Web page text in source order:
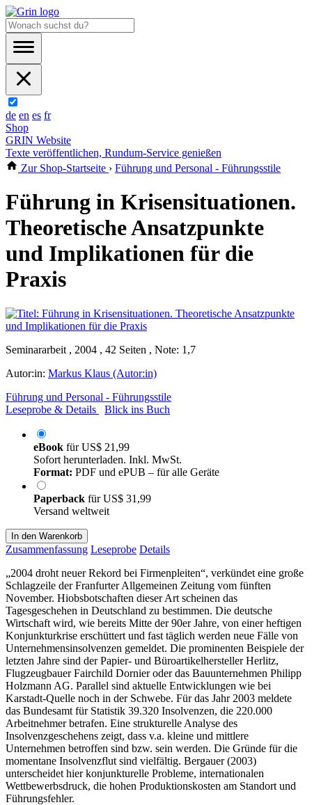
de en es fr
Shop
GRIN Website
Texte veröffentlichen, Rundum-Service genießen
Zur Shop-Startseite › Führung und Personal - Führungsstile
Führung in Krisensituationen.
Theoretische Ansatzpunkte
und Implikationen für die
Praxis
Seminararbeit , 2004 , 42 Seiten , Note: 1,7
Autor:in: Markus Klaus (Autor:in)
Führung und Personal - Führungsstile
Leseprobe & Details
Blick ins Buch
eBook fürUS$ 21,99
Sofort herunterladen. Inkl. MwSt.
Format: PDF und ePUB – für alle Geräte
Paperback fürUS$ 31,99
Versand weltweit
In den Warenkorb
Zusammenfassung Leseprobe Details
„2004 droht neuer Rekord bei Firmenpleiten“, verkündet eine große
Schlagzeile der Franfurter Allgemeinen Zeitung vom fünften
November. Hiobsbotschaften dieser Art scheinen das
Tagesgeschehen in Deutschland zu bestimmen. Die deutsche
Wirtschaft wird, wie bereits Mitte der 90er Jahre, von einer heftigen
Konjunkturkrise erschüttert und fast täglich werden neue Fälle von
Unternehmensinsolvenzen gemeldet. Die prominenten Beispiele der
letzten Jahre sind der Papier- und Büroartikelhersteller Herlitz,
Flugzeugbauer Fairchild Dornier oder das Bauunternehmen Philipp
Holzmann AG. Parallel sind aktuelle Entwicklungen wie bei
Karstadt-Quelle noch in der Schwebe. Für das Jahr 2003 meldete
das Bundesamt für Statistik 39.320 Insolvenzen, die 220.000
Arbeitnehmer betrafen. Eine strukturelle Analyse des
Insolvenzgeschehens zeigt, dass v.a. kleine und mittlere
Unternehmen betroffen sind bzw. sein werden. Die Gründe für die
momentane Insolvenzflut sind vielfältig. Bergauer (2003)
unterscheidet hier konjunkturelle Probleme, internationalen
Wettbewerbsdruck, die hohen Produktionskosten am Standort und
Führungsfehler.